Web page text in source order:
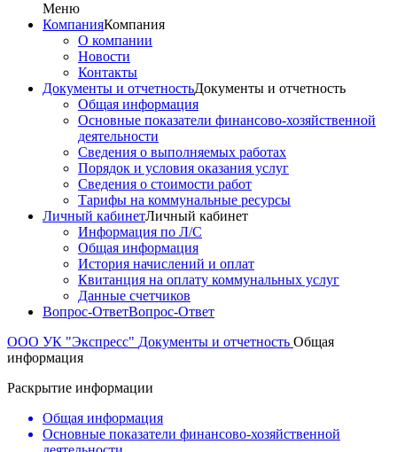
Меню
КомпанияКомпания
О компании
Новости
Контакты
Документы и отчетностьДокументы и отчетность
Общая информация
Основные показатели финансово-хозяйственной
деятельности
Сведения о выполняемых работах
Порядок и условия оказания услуг
Сведения о стоимости работ
Тарифы на коммунальные ресурсы
Личный кабинетЛичный кабинет
Информация по Л/С
Общая информация
История начислений и оплат
Квитанция на оплату коммунальных услуг
Данные счетчиков
Вопрос-ОтветВопрос-Ответ
ООО УК "Экспресс" Документы и отчетность Общая
информация
Раскрытие информации
Общая информация
Основные показатели финансово-хозяйственной